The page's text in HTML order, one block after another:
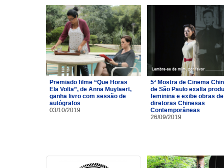
Premiado filme “Que Horas
Ela Volta”, de Anna Muylaert,
ganha livro com sessão de
autógrafos
03/10/2019
5ª Mostra de Cinema
de São Paulo exalta
feminina e exibe obras de
diretoras Chinesas
Contemporâneas
26/09/2019